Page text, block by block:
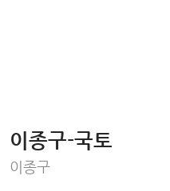
이종구-국토
이종구